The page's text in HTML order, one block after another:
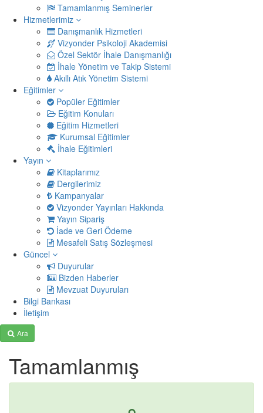
Tamamlanmış Seminerler
Hizmetlerimiz
Danışmanlık Hizmetleri
Vizyonder Psikoloji Akademisi
Özel Sektör İhale Danışmanlığı
İhale Yönetim ve Takip Sistemi
Akıllı Atık Yönetim Sistemi
Eğitimler
Popüler Eğitimler
Eğitim Konuları
Eğitim Hizmetleri
Kurumsal Eğitimler
İhale Eğitimleri
Yayın
Kitaplarımız
Dergilerimiz
Kampanyalar
Vizyonder Yayınları Hakkında
Yayın Sipariş
İade ve Geri Ödeme
Mesafeli Satış Sözleşmesi
Güncel
Duyurular
Bizden Haberler
Mevzuat Duyuruları
Bilgi Bankası
İletişim
Ara
Tamamlanmış